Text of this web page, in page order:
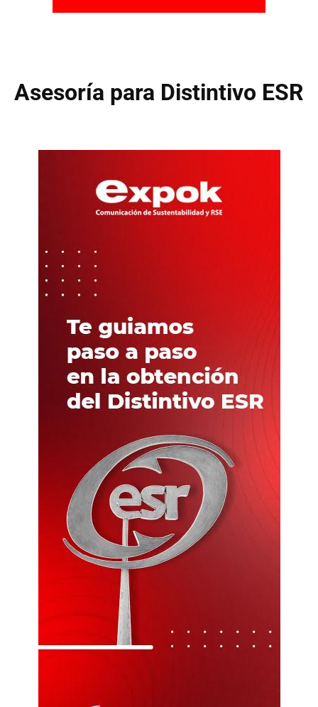
Asesoría para Distintivo ESR